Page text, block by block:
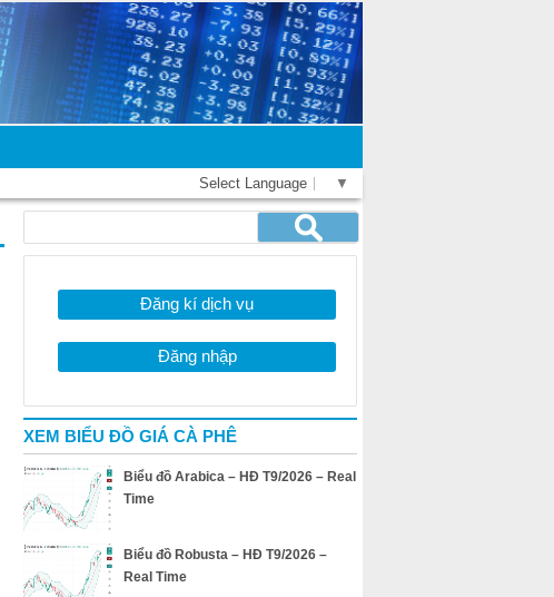
Select Language ▼
Đăng kí dịch vụ
Đăng nhập
XEM BIỂU ĐỒ GIÁ CÀ PHÊ
Biểu đồ Arabica – HĐ T9/2026 – Real
Time
Biểu đồ Robusta – HĐ T9/2026 –
Real Time